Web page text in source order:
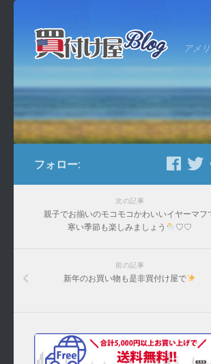
アメ
フォロー:
次の記事
親子でお揃いのモコモコかわいいイヤーマフ
寒い季節も楽しみましょう
♡♡
前の記事
新年のお買い物も是非買付け屋で